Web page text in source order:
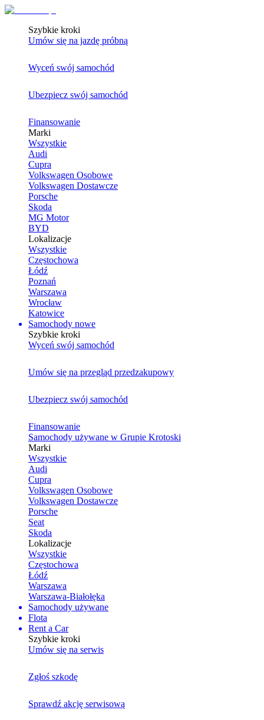
Szybkie kroki
Umów się na jazdę próbną
Wyceń swój samochód
Ubezpiecz swój samochód
Finansowanie
Marki
Wszystkie
Audi
Cupra
Volkswagen Osobowe
Volkswagen Dostawcze
Porsche
Skoda
MG Motor
BYD
Lokalizacje
Wszystkie
Częstochowa
Łódź
Poznań
Warszawa
Wrocław
Katowice
Samochody nowe
Szybkie kroki
Wyceń swój samochód
Umów się na przegląd przedzakupowy
Ubezpiecz swój samochód
Finansowanie
Samochody używane w Grupie Krotoski
Marki
Wszystkie
Audi
Cupra
Volkswagen Osobowe
Volkswagen Dostawcze
Porsche
Seat
Skoda
Lokalizacje
Wszystkie
Częstochowa
Łódź
Warszawa
Warszawa-Białołęka
Samochody używane
Flota
Rent a Car
Szybkie kroki
Umów się na serwis
Zgłoś szkodę
Sprawdź akcję serwisową